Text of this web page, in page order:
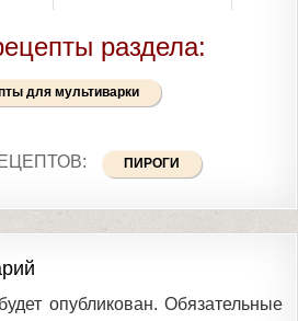
раздела:
для мультиварки
ПИРОГИ
опубликован. Обязательные